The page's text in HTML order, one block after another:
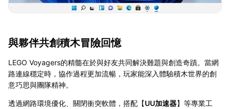
與夥伴共創積木冒險回憶
LEGO Voyagers的精髓在於與好友共同解決難題與創造奇蹟。當網
路連線穩定時，協作過程更加流暢，玩家能深入體驗積木世界的創
意巧思與團隊精神。
透過網路環境優化、關閉衝突軟體，搭配【UU加速器】等專業工